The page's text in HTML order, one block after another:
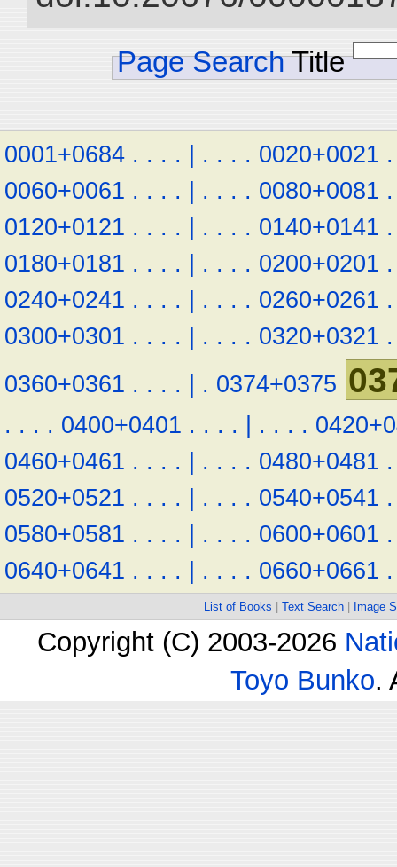
Page Search Title
0001+0684 . . . . | . . . . 0020+0021 .
0060+0061 . . . . | . . . . 0080+0081 .
0120+0121 . . . . | . . . . 0140+0141 .
0180+0181 . . . . | . . . . 0200+0201 .
0240+0241 . . . . | . . . . 0260+0261 .
0300+0301 . . . . | . . . . 0320+0321 .
0360+0361 . . . . | . 0374+0375
. . . . 0400+0401 . . . . | . . . .
0460+0461 . . . . | . . . . 0480+0481 .
0520+0521 . . . . | . . . . 0540+0541 .
0580+0581 . . . . | . . . . 0600+0601 .
0640+0641 . . . . | . . . . 0660+0661 .
List of Books Text Search Image
Copyright (C) 2003-2026
Toyo Bunko.